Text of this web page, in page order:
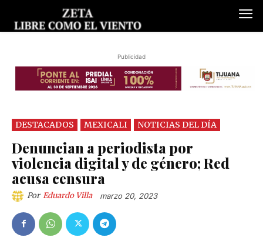
Publicidad
DESTACADOS MEXICALI NOTICIAS DEL DÍA
Denuncian a periodista por
violencia digital y de género; Red
acusa censura
Por Eduardo Villa marzo 20, 2023